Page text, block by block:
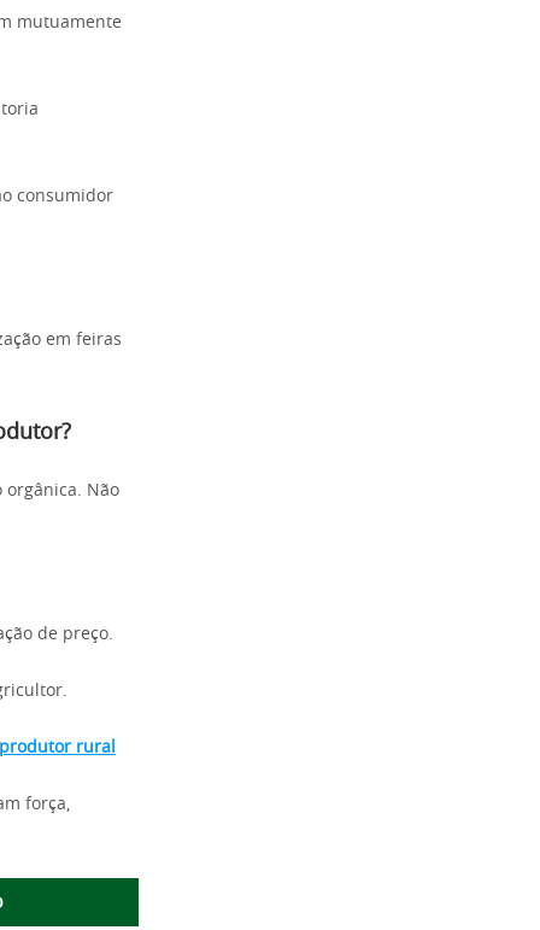
mutuamente
consumidor
em feiras
orgânica. Não
de preço.
rural
força,